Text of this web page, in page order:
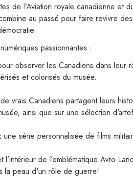
de l'Aviation royale canadienne et
au passé pour faire revivre
passionnantes :
observer les Canadiens dans leur
et colorisés du musée.
vrais Canadiens partagent leurs
ainsi que sur une sélection
série personnalisée de films
l’intérieur de l’emblématique Avro
la peau d'un rôle de guerre!